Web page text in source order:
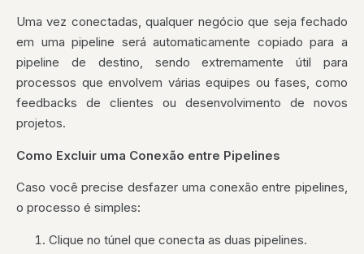
Uma vez conectadas, qualquer negócio que seja fechado
em uma pipeline será automaticamente copiado para a
pipeline de destino, sendo extremamente útil para
processos que envolvem várias equipes ou fases, como
feedbacks de clientes ou desenvolvimento de novos
projetos.
Como Excluir uma Conexão entre Pipelines
Caso você precise desfazer uma conexão entre pipelines,
o processo é simples:
Clique no túnel que conecta as duas pipelines.